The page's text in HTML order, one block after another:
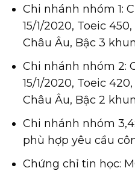
Chi nhánh nhóm 1:
15/1/2020, Toeic
Châu Âu, Bậc 3
Chi nhánh nhóm 2:
15/1/2020, Toeic
Châu Âu, Bậc 2
Chi nhánh nhóm
phù hợp yêu cầu
Chứng chỉ tin học: